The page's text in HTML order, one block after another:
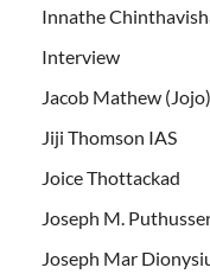
Innathe
Interview
Jacob Mathew (Jojo)
Jiji Thomson IAS
Joice Thottackad
Joseph M.
Joseph Mar